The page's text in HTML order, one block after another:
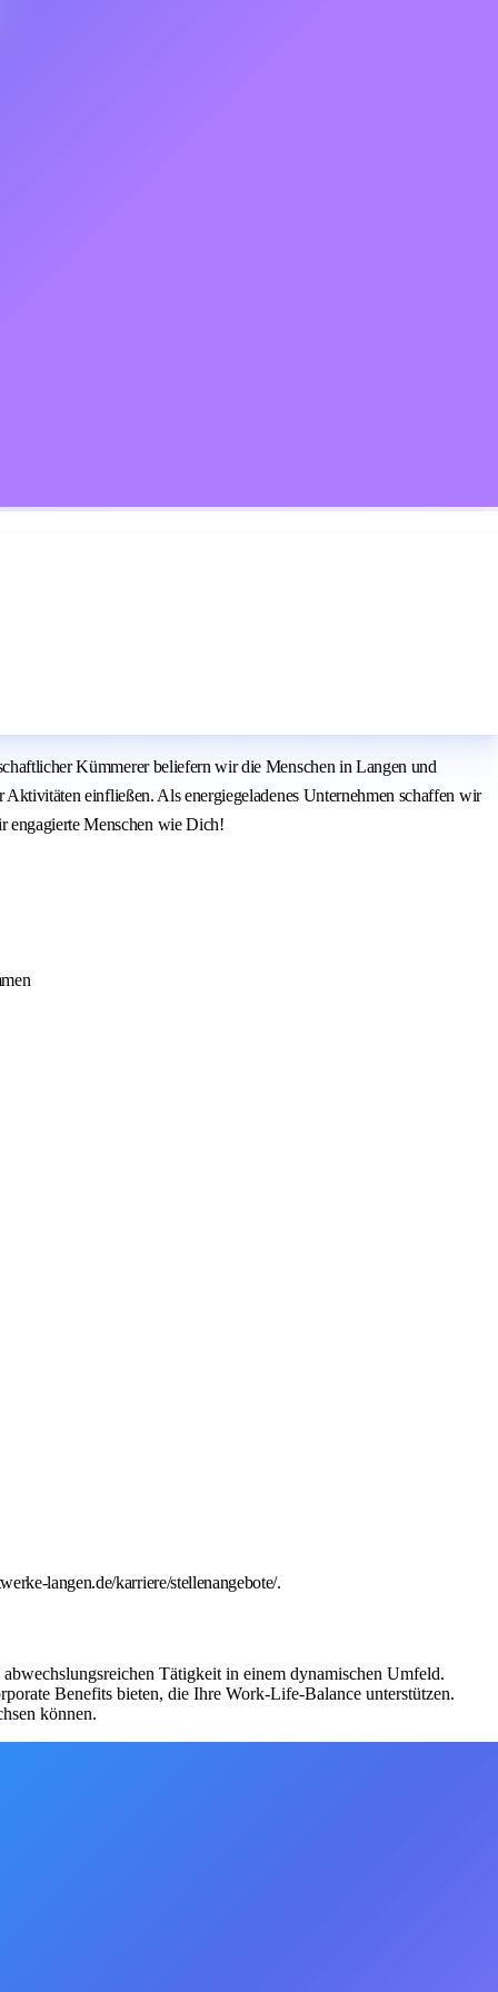
Kümmerer beliefern wir die Menschen in Langen und
einfließen. Als energiegeladenes Unternehmen schaffen wir
engagierte Menschen wie Dich!
langen.de/karriere/stellenangebote/.
Tätigkeit in einem dynamischen Umfeld.
Benefits bieten, die Ihre Work-Life-Balance unterstützen.
können.